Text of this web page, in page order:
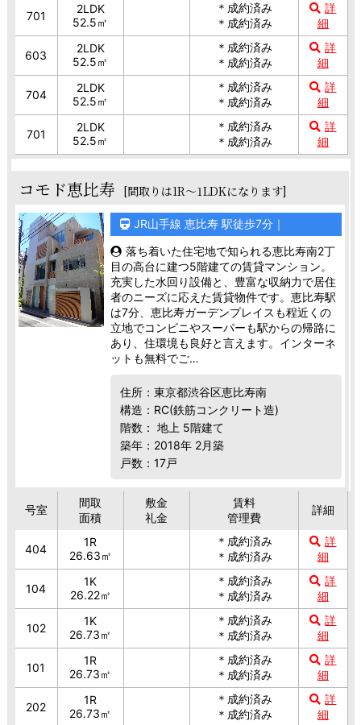
701
2LDK
52.5㎡
＊成約済み
＊成約済み
詳
細
603
2LDK
52.5㎡
＊成約済み
＊成約済み
詳
細
704
2LDK
52.5㎡
＊成約済み
＊成約済み
詳
細
701
2LDK
52.5㎡
＊成約済み
＊成約済み
詳
細
コモド恵比寿 [間取りは1R～1LDKになります]
JR山手線 恵比寿 駅徒歩7分｜
落ち着いた住宅地で知られる恵比寿南2丁
目の高台に建つ5階建ての賃貸マンション。
充実した水回り設備と、豊富な収納力で居住
者のニーズに応えた賃貸物件です。恵比寿駅
は7分、恵比寿ガーデンプレイスも程近くの
立地でコンビニやスーパーも駅からの帰路に
あり、住環境も良好と言えます。インターネ
ットも無料でご…
住所：東京都渋谷区恵比寿南
構造：RC(鉄筋コンクリート造)
階数： 地上 5階建て
築年：2018年 2月築
戸数：17戸
号室
間取
面積
敷金
礼金
賃料
管理費
詳細
404
1R
26.63㎡
＊成約済み
＊成約済み
詳
細
104
1K
26.22㎡
＊成約済み
＊成約済み
詳
細
102
1K
26.73㎡
＊成約済み
＊成約済み
詳
細
101
1R
26.73㎡
＊成約済み
＊成約済み
詳
細
202
1R
26.73㎡
＊成約済み
＊成約済み
詳
細